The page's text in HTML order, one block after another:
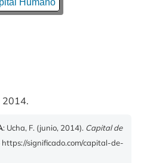
Humano
2014.
: Ucha, F. (junio, 2014). Capital de
https://significado.com/capital-de-